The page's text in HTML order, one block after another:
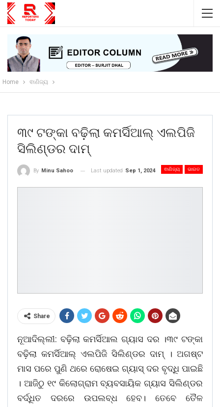
Home ଵାଣିଜ୍ୟ
୩୯ ଟଙ୍କା ବଢ଼ିଲା କମର୍ସିଆଲ୍ ଏଲପିଜି
ସିଲିଣ୍ଡର ଦାମ୍
ଵାଣିଜ୍ୟ ଭାରତ
By Minu Sahoo Last updated Sep 1, 2024
Share
ନୂଆଦିଲ୍ଲୀ: ବଢ଼ିଲା କମର୍ସିଆଲ ଗ୍ୟାସ ଦର ।୩୯ ଟଙ୍କା
ବଢ଼ିଲା କମର୍ସିଆଲ୍ ଏଲପିଜି ସିଲିଣ୍ଡର ଦାମ୍‌ । ଅଗଷ୍ଟ
ମାସ ପରେ ପୁଣି ଥରେ ରୋଷେଇ ଗ୍ୟାସ୍ ଦର ବୃଦ୍ଧି ପାଇଛି
। ଆଜିଠୁ ୧୯ କିଲୋଗ୍ରାମ ବ୍ୟବସାୟିକ ଗ୍ୟାସ ସିଲିଣ୍ଡର
ବର୍ଦ୍ଧିତ ଦରରେ ଉପଲବ୍ଧ ହେବ। ତେବେ ତୈଳ